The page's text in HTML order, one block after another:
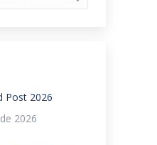
Post 2026
2026